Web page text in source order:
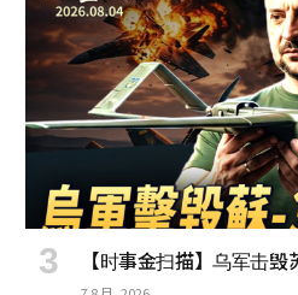
【时事金扫描】乌军击